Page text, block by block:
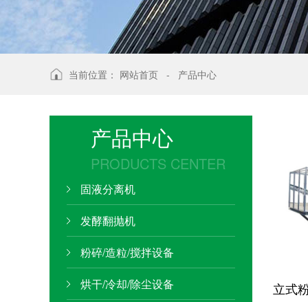
当前位置： 网站首页 - 产品中心
产品中心
PRODUCTS CENTER
固液分离机
发酵翻抛机
粉碎/造粒/搅拌设备
烘干/冷却/除尘设备
立式